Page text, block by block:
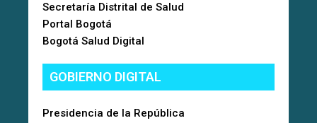
Secretaría Distrital de Salud
Portal Bogotá
Bogotá Salud Digital
GOBIERNO DIGITAL
Presidencia de la República